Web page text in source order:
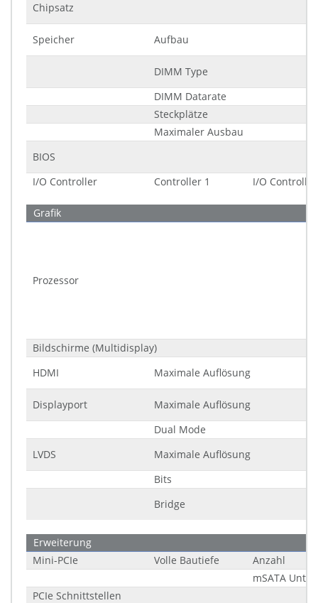
Chipsatz
Speicher Aufbau
DIMM Type
DIMM Datarate
Steckplätze
Maximaler Ausbau
BIOS
I/O Controller
Controller 1 I/O Controller
Grafik
Prozessor
Bildschirme (Multidisplay)
HDMI
Maximale Auflösung
Displayport
Maximale Auflösung
Dual Mode
LVDS
Maximale Auflösung
Bits
Bridge
Erweiterung
Mini-PCIe
Volle Bautiefe
Anzahl
mSATA
PCIe Schnittstellen